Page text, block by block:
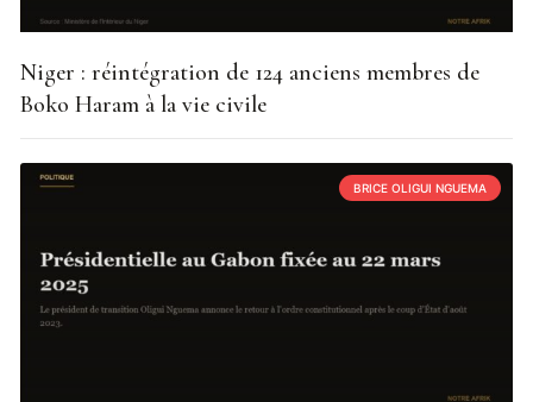
Niger : réintégration de 124 anciens membres de
Boko Haram à la vie civile
BRICE OLIGUI NGUEMA